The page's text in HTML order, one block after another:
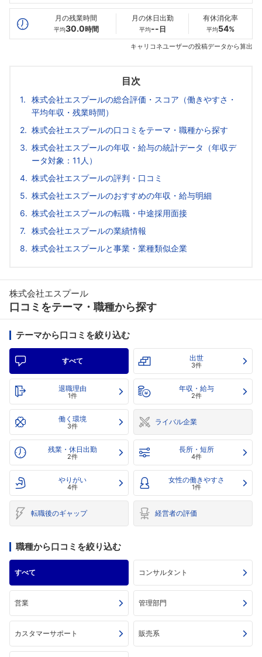
最高年収
396万
288万
--万
月の残業時間
平均30.0時間
月の休日出勤
平均-- 日
有休消化率
平均54%
キャリコネユーザーの投稿データから算出
目次
株式会社エスプールの総合評価・スコア（働きやすさ・
平均年収・残業時間）
株式会社エスプールの口コミをテーマ・職種から探す
株式会社エスプールの年収・給与の統計データ（年収デ
ータ対象：11人）
株式会社エスプールの評判・口コミ
株式会社エスプールのおすすめの年収・給与明細
株式会社エスプールの転職・中途採用面接
株式会社エスプールの業績情報
株式会社エスプールと事業・業種類似企業
株式会社エスプール
口コミをテーマ・職種から探す
テーマから口コミを絞り込む
すべて 出世
3件
退職理由
1件
年収・給与
2件
働く環境
3件 ライバル企業
残業・休日出勤
2件
長所・短所
4件
やりがい
4件
女性の働きやすさ
1件
転職後のギャップ 経営者の評価
職種から口コミを絞り込む
すべて コンサルタント
営業 管理部門
カスタマーサポート 販売系